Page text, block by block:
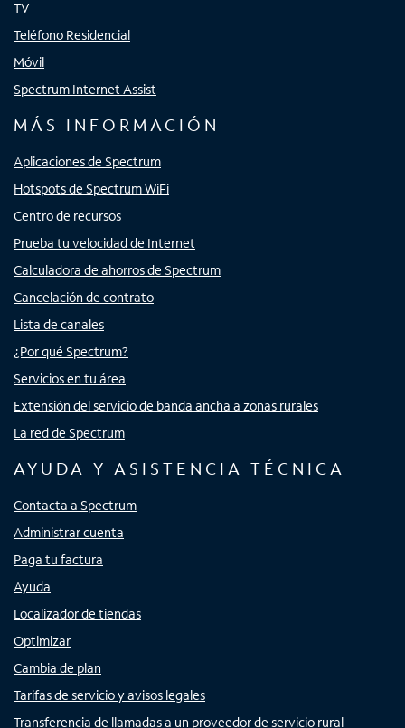
TV
Teléfono Residencial
Móvil
Spectrum Internet Assist
MÁS INFORMACIÓN
Aplicaciones de Spectrum
Hotspots de Spectrum WiFi
Centro de recursos
Prueba tu velocidad de Internet
Calculadora de ahorros de Spectrum
Cancelación de contrato
Lista de canales
¿Por qué Spectrum?
Servicios en tu área
Extensión del servicio de banda ancha a zonas rurales
La red de Spectrum
AYUDA Y ASISTENCIA TÉCNICA
Contacta a Spectrum
Administrar cuenta
Paga tu factura
Ayuda
Localizador de tiendas
Optimizar
Cambia de plan
Tarifas de servicio y avisos legales
Transferencia de llamadas a un proveedor de servicio rural